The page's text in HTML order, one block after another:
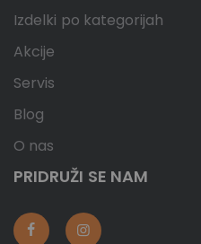
Izdelki po kategorijah
Akcije
Servis
Blog
O nas
PRIDRUŽI SE NAM